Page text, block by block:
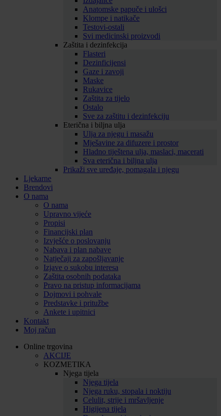
Anatomske papuče i ulošci
Klompe i natikače
Testovi-ostali
Svi medicinski proizvodi
Zaštita i dezinfekcija
Flasteri
Dezinficijensi
Gaze i zavoji
Maske
Rukavice
Zaštita za tijelo
Ostalo
Sve za zaštitu i dezinfekciju
Eterična i biljna ulja
Ulja za njegu i masažu
Mješavine za difuzere i prostor
Hladno tiještena ulja, maslaci, macerati
Sva eterična i biljna ulja
Prikaži sve uređaje, pomagala i njegu
Ljekarne
Brendovi
O nama
O nama
Upravno vijeće
Propisi
Financijski plan
Izvješće o poslovanju
Nabava i plan nabave
Natječaji za zapošljavanje
Izjave o sukobu interesa
Zaštita osobnih podataka
Pravo na pristup informacijama
Dojmovi i pohvale
Predstavke i pritužbe
Ankete i upitnici
Kontakt
Moj račun
Online trgovina
AKCIJE
KOZMETIKA
Njega tijela
Njega tijela
Njega ruku, stopala i noktiju
Celulit, strije i mršavljenje
Higijena tijela